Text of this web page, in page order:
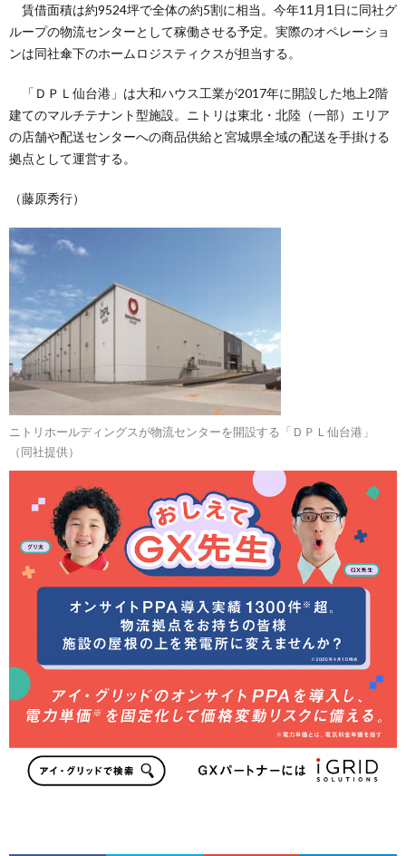
賃借面積は約9524坪で全体の約5割に相当。今年11月1日に同社グ
ループの物流センターとして稼働させる予定。実際のオペレーショ
ンは同社傘下のホームロジスティクスが担当する。
「ＤＰＬ仙台港」は大和ハウス工業が2017年に開設した地上2階
建てのマルチテナント型施設。ニトリは東北・北陸（一部）エリア
の店舗や配送センターへの商品供給と宮城県全域の配送を手掛ける
拠点として運営する。
（藤原秀行）
ニトリホールディングスが物流センターを開設する「ＤＰＬ仙台港」
（同社提供）